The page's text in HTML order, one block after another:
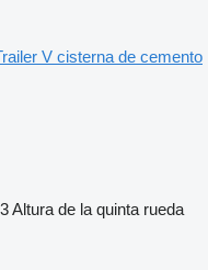
V cisterna de cemento
3Altura de la quinta rueda